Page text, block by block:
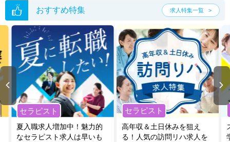
おすすめ特集 求人特集一覧
セラピスト
夏入職求人増加中！魅力的
なセラピスト求人は早いも
セラピスト
高年収＆土日休みを狙え
る！人気の訪問リハ求人を